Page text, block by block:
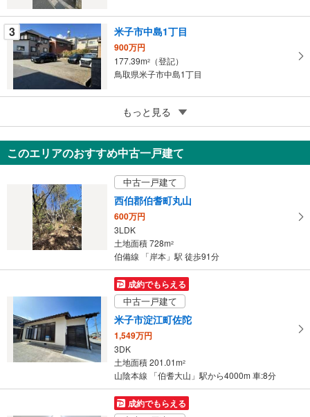
す
る
3 米子市中島1丁目
900万円
177.39m2
（登記）
鳥取県米子市中島1丁目
境港市渡町
180万円
168.59m2（登記）
鳥取県境港市渡町
もっと見る
このエリアのおすすめ中古一戸建て
中古一戸建て
西伯郡伯耆町丸山
600万円
3LDK
土地面積 728m2
伯備線 「岸本」駅 徒歩91分
成約でもらえる
中古一戸建て
米子市淀江町佐陀
1,549万円
3DK
土地面積 201.01m2
山陰本線 「伯耆大山」駅から4000m 車:8分
成約でもらえる